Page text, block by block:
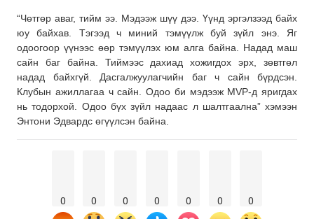
“Чөтгөр аваг, тийм ээ. Мэдээж шүү дээ. Үүнд эргэлзээд байх
юу байхав. Тэгээд ч миний тэмүүлж буй зүйл энэ. Яг
одоогоор үүнээс өөр тэмүүлэх юм алга байна. Надад маш
сайн баг байна. Тиймээс дахиад хожигдох эрх, зөвтгөл
надад байхгүй. Дасгалжуулагчийн баг ч сайн бүрдсэн.
Клубын ажиллагаа ч сайн. Одоо би мэдээж MVP-д яригдах
нь тодорхой. Одоо бүх зүйл надаас л шалтгаална” хэмээн
Энтони Эдвардс өгүүлсэн байна.
0 0 0 0 0 0 0